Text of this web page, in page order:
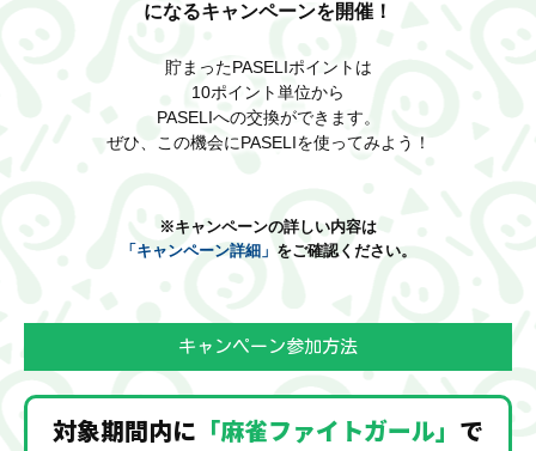
になるキャンペーンを開催！
貯まったPASELIポイントは
10ポイント単位から
PASELIへの交換ができます。
ぜひ、この機会にPASELIを使ってみよう！
※キャンペーンの詳しい内容は
「キャンペーン詳細」 をご確認ください。
キャンペーン参加方法
対象期間内に 「麻雀ファイトガール」 で